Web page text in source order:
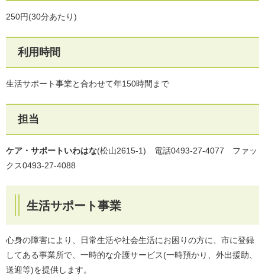
250円(30分あたり)
利用時間
生活サポート事業と合わせて年150時間まで
担当
ケア・サポートいわはな(松山2615-1) 電話0493-27-4077 ファッ
クス0493-27-4088
生活サポート事業
心身の障害により、日常生活や社会生活にお困りの方に、市に登録
してある事業所で、一時的な介護サービス(一時預かり、外出援助、
送迎等)を提供します。